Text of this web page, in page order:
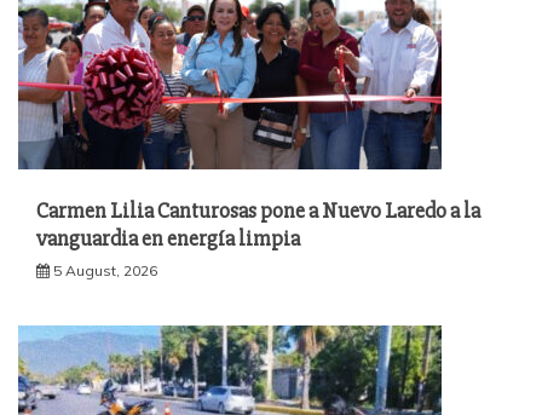
Carmen Lilia Canturosas pone a Nuevo Laredo a la
vanguardia en energía limpia
5 August, 2026